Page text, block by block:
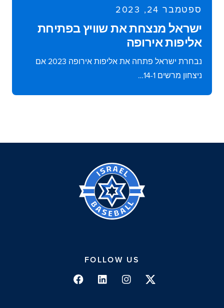
ספטמבר 24, 2023
ישראל מנצחת את שוויץ בפתיחת
אליפות אירופה
נבחרת ישראל פתחה את אליפות אירופה 2023 אם
ניצחון מרשים 14-1…
FOLLOW US
Twitter
Instagram
Linkedin
Facebook